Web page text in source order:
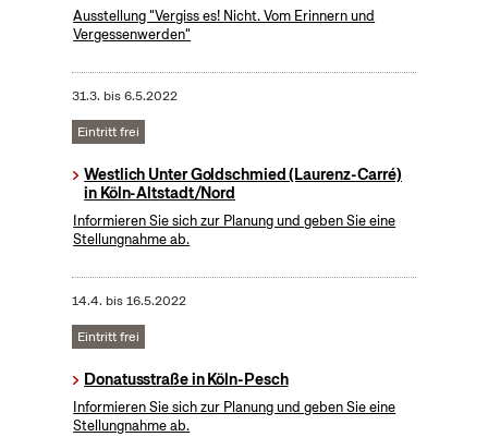
Ausstellung "Vergiss es! Nicht. Vom Erinnern und
Vergessenwerden"
31.3. bis6.5.2022
Eintritt frei
Westlich Unter Goldschmied (Laurenz-Carré)
in Köln-Altstadt/Nord
Informieren Sie sich zur Planung und geben Sie eine
Stellungnahme ab.
14.4. bis16.5.2022
Eintritt frei
Donatusstraße in Köln-Pesch
Informieren Sie sich zur Planung und geben Sie eine
Stellungnahme ab.